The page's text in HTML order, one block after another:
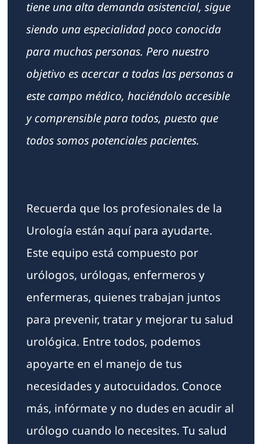
tiene una alta demanda asistencial, sigue
siendo una especialidad poco conocida
para muchas personas. Pero nuestro
objetivo es acercar a todas las personas a
este campo médico, haciéndolo accesible
y comprensible para todos, puesto que
todos somos potenciales pacientes.
Recuerda que los profesionales de la
Urología están aquí para ayudarte.
Este equipo está compuesto por
urólogos, urólogas, enfermeros y
enfermeras, quienes trabajan juntos
para prevenir, tratar y mejorar tu salud
urológica. Entre todos, podemos
apoyarte en el manejo de tus
necesidades y autocuidados. Conoce
más, infórmate y no dudes en acudir al
urólogo cuando lo necesites. Tu salud